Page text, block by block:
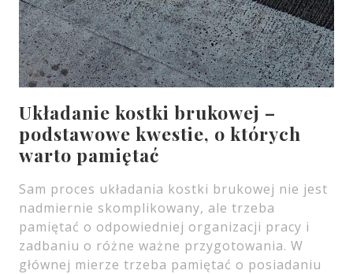
Układanie kostki brukowej –
podstawowe kwestie, o których
warto pamiętać
Sam proces układania kostki brukowej nie jest
nadmiernie skomplikowany, ale trzeba
pamiętać o odpowiedniej organizacji pracy i
zadbaniu o różne ważne przygotowania. W
głównej mierze trzeba pamiętać o posiadaniu